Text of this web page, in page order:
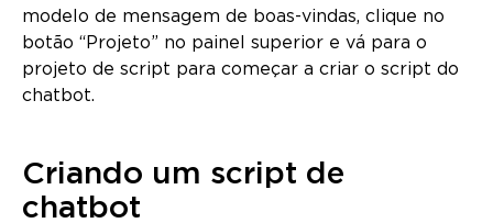
modelo de mensagem de boas-vindas, clique no
botão “Projeto” no painel superior e vá para o
projeto de script para começar a criar o script do
chatbot.
Criando um script de
chatbot